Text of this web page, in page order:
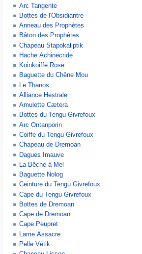
Arc Tangente
Bottes de l'Obsidiantre
Anneau des Prophètes
Bâton des Prophètes
Chapeau Stapokaliptik
Hache Achinecride
Koinkoiffe Rose
Baguette du Chêne Mou
Le Thanos
Alliance Hestrale
Amulette Cætera
Bottes du Tengu Givrefoux
Arc Ontanporin
Coiffe du Tengu Givrefoux
Chapeau de Dremoan
Dagues Imauve
La Bêche à Mel
Baguette Nolog
Ceinture du Tengu Givrefoux
Cape du Tengu Givrefoux
Bottes de Dremoan
Cape de Dremoan
Cape Peupret
Lame Assacre
Pelle Vétik